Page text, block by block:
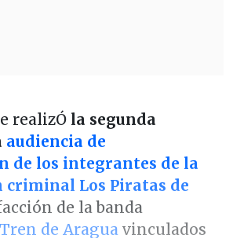
realizÓ la segunda
audiencia de
de los integrantes de la
criminal Los Piratas de
de la banda
Tren de Aragua vinculados